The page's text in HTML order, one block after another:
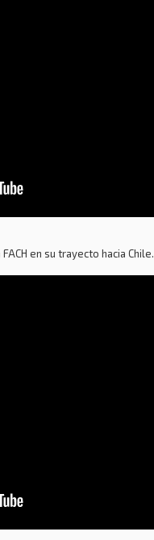
en su trayecto hacia Chile.